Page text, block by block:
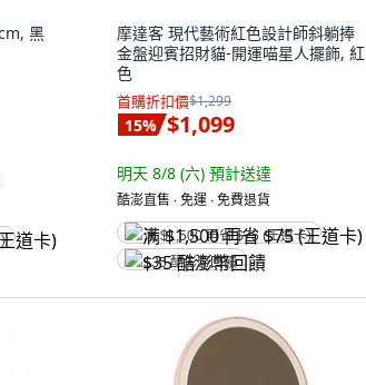
黑
摩達客 現代藝術紅色設計師斜躺捧
金盤迎賓招財貓-開運喵星人擺飾, 紅
色
首購折扣價$1,299
15% $1,099
明天 8/8 (六) 預計送達
酷澎直售 ∙ 免運 ∙ 免費退貨
满 $1,500 再省 $75 (王道卡)
$35 酷澎幣回饋